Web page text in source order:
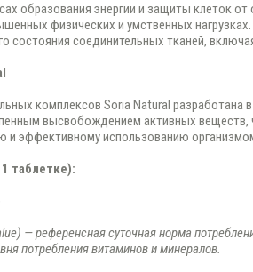
образования энергии и защиты клеток от
физических и умственных
состояния соединительных тканей,
комплексов Soria Natural разработана
высвобождением активных веществ,
и эффективному использованию
таблетке):
— референсная суточная норма
потребления витаминов и минералов.